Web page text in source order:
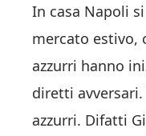
In casa Napoli
mercato estivo,
azzurri hanno
diretti avversari.
azzurri. Difatti